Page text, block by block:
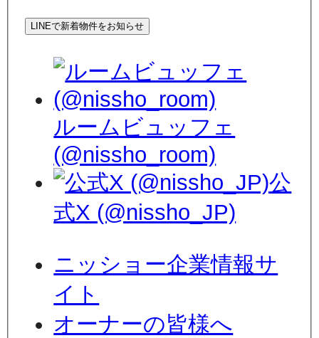
LINEで新着物件をお知らせ
ルームビュッフェ
(@nissho_room)
公
式X (@nissho_JP)
ニッショー企業情報サ
イト
オーナーの皆様へ